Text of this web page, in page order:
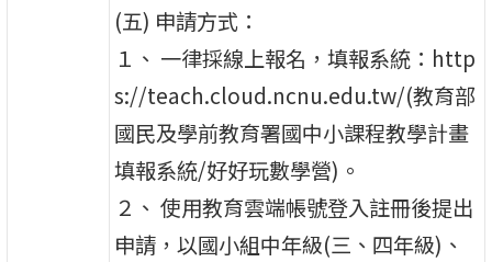
(五) 申請方式：
１、 一律採線上報名，填報系統：http
s://teach.cloud.ncnu.edu.tw/(教育部
國民及學前教育署國中小課程教學計畫
填報系統/好好玩數學營)。
２、 使用教育雲端帳號登入註冊後提出
申請，以國小組中年級(三、四年級)、